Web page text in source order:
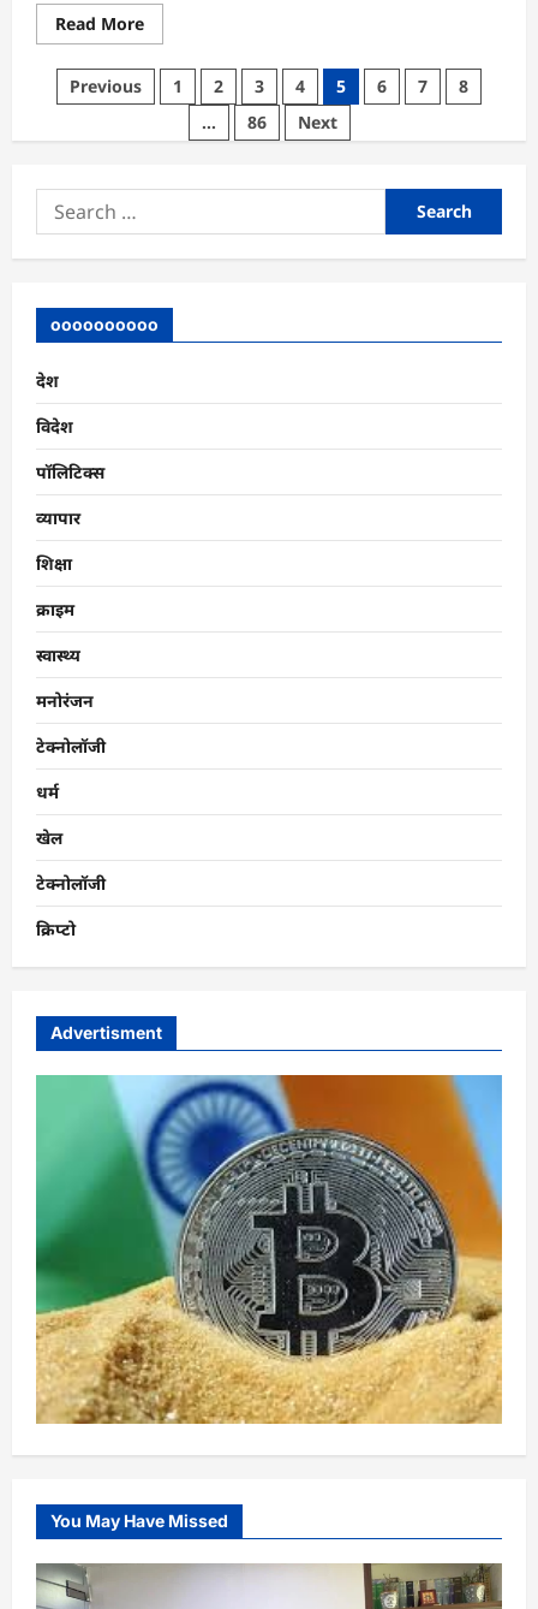
Read MoreRead
more
आईसीएमएआई-
डीटीयू
समझौता:
मैनेजमेंट,
तकनीक
को
मिलेगा
Posts
Previous 1 2 3 4 5 6 7
8
…
86 Next
Search
for:
oooooooooo
देश
विदेश
पॉलिटिक्स
व्यापार
शिक्षा
क्राइम
स्वास्थ्य
मनोरंजन
टेक्नोलॉजी
धर्म
खेल
टेक्नोलॉजी
क्रिप्टो
Advertisment
You May Have Missed